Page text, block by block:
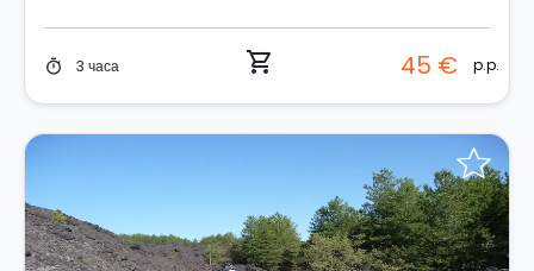
timer 3 часа shopping_cart 45 € p.p.